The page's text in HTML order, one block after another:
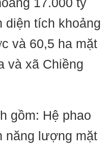
diện tích khoảng
và 60,5 ha mặt
và xã Chiềng
gồm: Hệ phao
năng lượng mặt